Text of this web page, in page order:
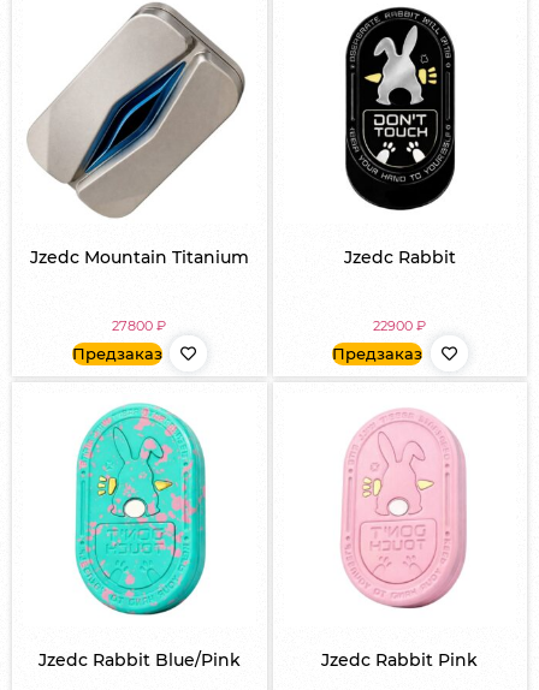
Jzedc Mountain Titanium
27800₽
Предзаказ
Jzedc Rabbit
22900₽
Предзаказ
Jzedc Rabbit Blue/Pink Jzedc Rabbit Pink